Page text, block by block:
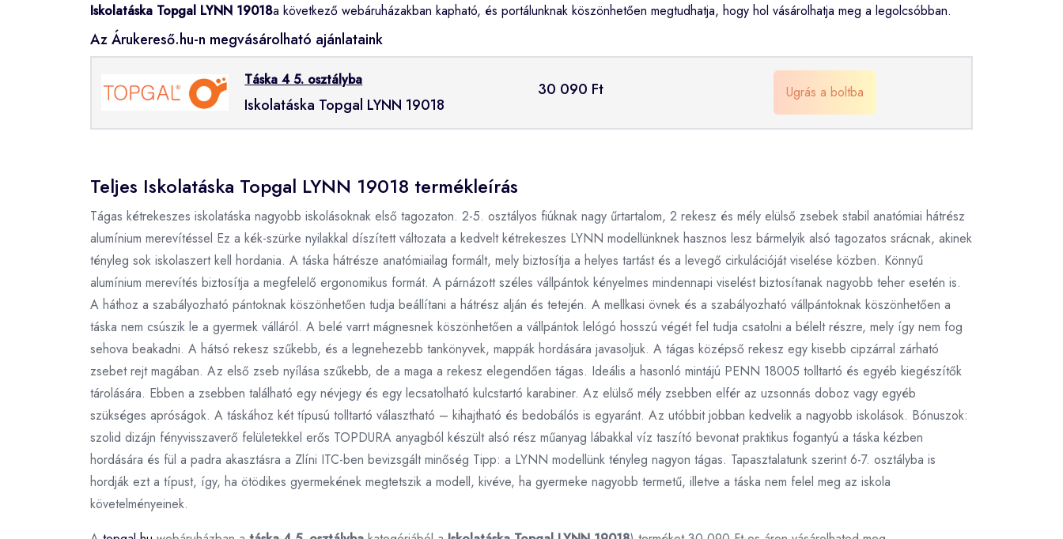
Iskolatáska Topgal LYNN 19018a következő webáruházakban kapható, és portálunknak köszönhetően megtudhatja, hogy hol vásárolhatja meg a legolcsóbban.
Az Árukereső.hu-n megvásárolható ajánlataink
Táska 4 5. osztályba
Iskolatáska Topgal LYNN 19018
30 090 Ft Ugrás a boltba
Teljes Iskolatáska Topgal LYNN 19018 termékleírás
Tágas kétrekeszes iskolatáska nagyobb iskolásoknak első tagozaton. 2-5. osztályos fiúknak nagy űrtartalom, 2 rekesz és mély elülső zsebek stabil anatómiai hátrész
alumínium merevítéssel Ez a kék-szürke nyilakkal díszített változata a kedvelt kétrekeszes LYNN modellünknek hasznos lesz bármelyik alsó tagozatos srácnak, akinek
tényleg sok iskolaszert kell hordania. A táska hátrésze anatómiailag formált, mely biztosítja a helyes tartást és a levegő cirkulációját viselése közben. Könnyű
alumínium merevítés biztosítja a megfelelő ergonomikus formát. A párnázott széles vállpántok kényelmes mindennapi viselést biztosítanak nagyobb teher esetén is.
A háthoz a szabályozható pántoknak köszönhetően tudja beállítani a hátrész alján és tetején. A mellkasi övnek és a szabályozható vállpántoknak köszönhetően a
táska nem csúszik le a gyermek válláról. A belé varrt mágnesnek köszönhetően a vállpántok lelógó hosszú végét fel tudja csatolni a bélelt részre, mely így nem fog
sehova beakadni. A hátsó rekesz szűkebb, és a legnehezebb tankönyvek, mappák hordására javasoljuk. A tágas középső rekesz egy kisebb cipzárral zárható
zsebet rejt magában. Az első zseb nyílása szűkebb, de a maga a rekesz elegendően tágas. Ideális a hasonló mintájú PENN 18005 tolltartó és egyéb kiegészítők
tárolására. Ebben a zsebben található egy névjegy és egy lecsatolható kulcstartó karabiner. Az elülső mély zsebben elfér az uzsonnás doboz vagy egyéb
szükséges apróságok. A táskához két típusú tolltartó választható – kihajtható és bedobálós is egyaránt. Az utóbbit jobban kedvelik a nagyobb iskolások. Bónuszok:
szolid dizájn fényvisszaverő felületekkel erős TOPDURA anyagból készült alsó rész műanyag lábakkal víz taszító bevonat praktikus fogantyú a táska kézben
hordására és fül a padra akasztásra a Zlíni ITC-ben bevizsgált minőség Tipp: a LYNN modellünk tényleg nagyon tágas. Tapasztalatunk szerint 6-7. osztályba is
hordják ezt a típust, így, ha ötödikes gyermekének megtetszik a modell, kivéve, ha gyermeke nagyobb termetű, illetve a táska nem felel meg az iskola
követelményeinek.